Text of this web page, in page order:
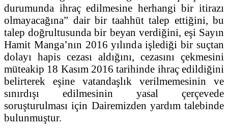
durumunda ihraç edilmesine herhangi bir itirazı
olmayacağına” dair bir taahhüt talep ettiğini, bu
talep doğrultusunda bir beyan verdiğini, eşi Sayın
Hamit Manga’nın 2016 yılında işlediği bir suçtan
dolayı hapis cezası aldığını, cezasını çekmesini
müteakip 18 Kasım 2016 tarihinde ihraç edildiğini
belirterek eşine vatandaşlık verilmemesinin ve
sınırdışı edilmesinin yasal çerçevede
soruşturulması için Dairemizden yardım talebinde
bulunmuştur.